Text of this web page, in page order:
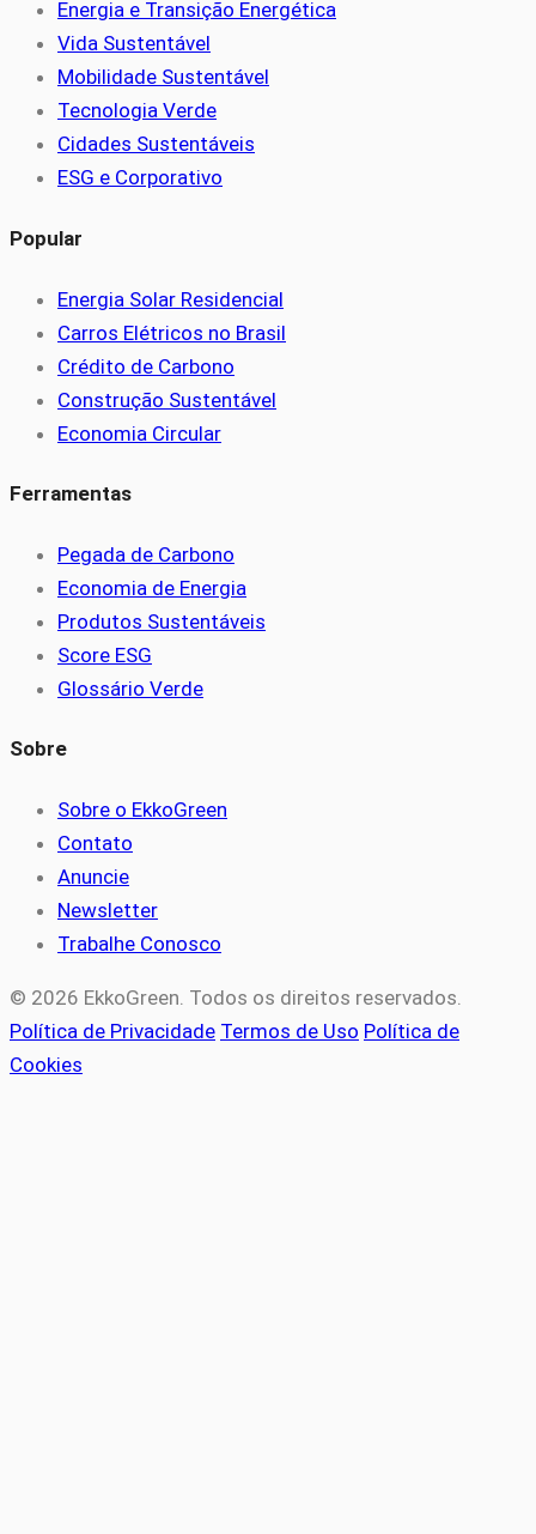
Energia e Transição Energética
Vida Sustentável
Mobilidade Sustentável
Tecnologia Verde
Cidades Sustentáveis
ESG e Corporativo
Popular
Energia Solar Residencial
Carros Elétricos no Brasil
Crédito de Carbono
Construção Sustentável
Economia Circular
Ferramentas
Pegada de Carbono
Economia de Energia
Produtos Sustentáveis
Score ESG
Glossário Verde
Sobre
Sobre o EkkoGreen
Contato
Anuncie
Newsletter
Trabalhe Conosco
© 2026 EkkoGreen. Todos os direitos reservados.
Política de Privacidade Termos de Uso Política de
Cookies